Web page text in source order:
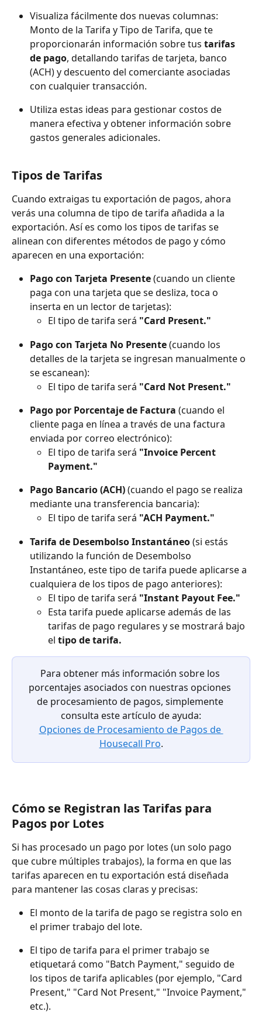
Visualiza fácilmente dos nuevas columnas:
Monto de la Tarifa y Tipo de Tarifa, que te
proporcionarán información sobre tus tarifas
de pago, detallando tarifas de tarjeta, banco
(ACH) y descuento del comerciante asociadas
con cualquier transacción.
Utiliza estas ideas para gestionar costos de
manera efectiva y obtener información sobre
gastos generales adicionales.
Tipos de Tarifas
Cuando extraigas tu exportación de pagos, ahora
verás una columna de tipo de tarifa añadida a la
exportación. Así es como los tipos de tarifas se
alinean con diferentes métodos de pago y cómo
aparecen en una exportación:
Pago con Tarjeta Presente (cuando un cliente
paga con una tarjeta que se desliza, toca o
inserta en un lector de tarjetas):
El tipo de tarifa será "Card Present."
Pago con Tarjeta No Presente (cuando los
detalles de la tarjeta se ingresan manualmente o
se escanean):
El tipo de tarifa será "Card Not Present."
Pago por Porcentaje de Factura (cuando el
cliente paga en línea a través de una factura
enviada por correo electrónico):
El tipo de tarifa será "Invoice Percent
Payment."
Pago Bancario (ACH) (cuando el pago se realiza
mediante una transferencia bancaria):
El tipo de tarifa será "ACH Payment."
Tarifa de Desembolso Instantáneo (si estás
utilizando la función de Desembolso
Instantáneo, este tipo de tarifa puede aplicarse a
cualquiera de los tipos de pago anteriores):
El tipo de tarifa será "Instant Payout Fee."
Esta tarifa puede aplicarse además de las
tarifas de pago regulares y se mostrará bajo
el tipo de tarifa.
Para obtener más información sobre los
porcentajes asociados con nuestras opciones
de procesamiento de pagos, simplemente
consulta este artículo de ayuda:
Opciones de Procesamiento de Pagos de
Housecall Pro.
Cómo se Registran las Tarifas para
Pagos por Lotes
Si has procesado un pago por lotes (un solo pago
que cubre múltiples trabajos), la forma en que las
tarifas aparecen en tu exportación está diseñada
para mantener las cosas claras y precisas:
El monto de la tarifa de pago se registra solo en
el primer trabajo del lote.
El tipo de tarifa para el primer trabajo se
etiquetará como "Batch Payment," seguido de
los tipos de tarifa aplicables (por ejemplo, "Card
Present," "Card Not Present," "Invoice Payment,"
etc.).